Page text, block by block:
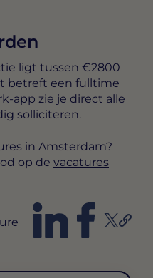
ligt tussen €2800
betreft een fulltime
app zie je direct alle
solliciteren.
in Amsterdam?
op de vacatures